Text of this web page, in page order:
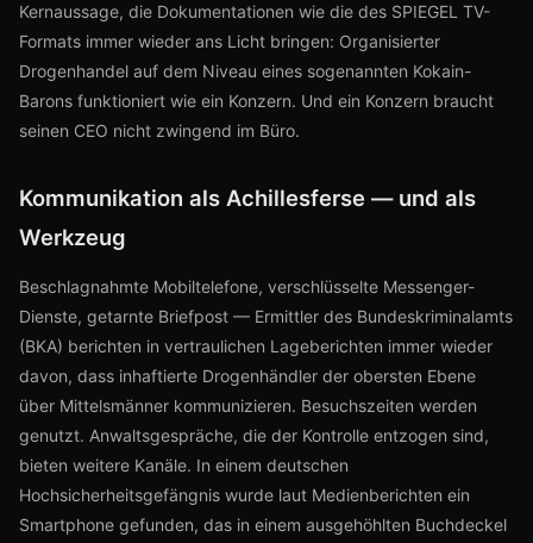
Kernaussage, die Dokumentationen wie die des SPIEGEL TV-
Formats immer wieder ans Licht bringen: Organisierter
Drogenhandel auf dem Niveau eines sogenannten Kokain-
Barons funktioniert wie ein Konzern. Und ein Konzern braucht
seinen CEO nicht zwingend im Büro.
Kommunikation als Achillesferse — und als
Werkzeug
Beschlagnahmte Mobiltelefone, verschlüsselte Messenger-
Dienste, getarnte Briefpost — Ermittler des Bundeskriminalamts
(BKA) berichten in vertraulichen Lageberichten immer wieder
davon, dass inhaftierte Drogenhändler der obersten Ebene
über Mittelsmänner kommunizieren. Besuchszeiten werden
genutzt. Anwaltsgespräche, die der Kontrolle entzogen sind,
bieten weitere Kanäle. In einem deutschen
Hochsicherheitsgefängnis wurde laut Medienberichten ein
Smartphone gefunden, das in einem ausgehöhlten Buchdeckel